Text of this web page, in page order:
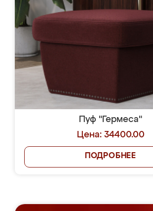
Пуф "Гермеса"
Цена: 34400.00
ПОДРОБНЕЕ